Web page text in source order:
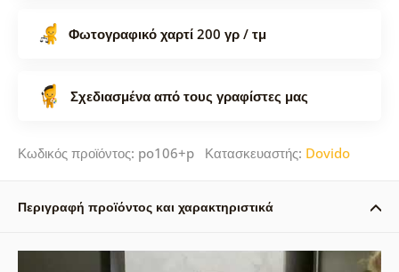
Φωτογραφικό χαρτί 200 γρ / τμ
Σχεδιασμένα από τους γραφίστες μας
Κωδικός προϊόντος: po106+p Κατασκευαστής: Dovido
Περιγραφή προϊόντος και χαρακτηριστικά